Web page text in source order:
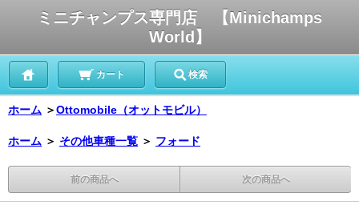
ミニチャンプス専門店 【Minichamps
World】
カート 検索
ホーム ＞Ottomobile（オットモビル）
ホーム ＞ その他車種一覧 ＞ フォード
前の商品へ 次の商品へ